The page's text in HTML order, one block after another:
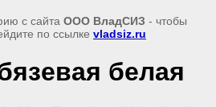
с сайта ООО ВладСИЗ - чтобы
по ссылке vladsiz.ru
белая